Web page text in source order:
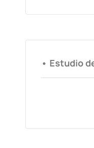
• Estudio